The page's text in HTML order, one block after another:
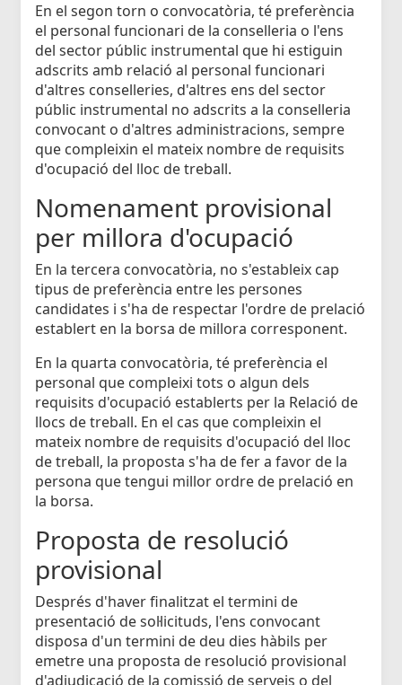
En el segon torn o convocatòria, té preferència
el personal funcionari de la conselleria o l'ens
del sector públic instrumental que hi estiguin
adscrits amb relació al personal funcionari
d'altres conselleries, d'altres ens del sector
públic instrumental no adscrits a la conselleria
convocant o d'altres administracions, sempre
que compleixin el mateix nombre de requisits
d'ocupació del lloc de treball.
Nomenament provisional
per millora d'ocupació
En la tercera convocatòria, no s'estableix cap
tipus de preferència entre les persones
candidates i s'ha de respectar l'ordre de prelació
establert en la borsa de millora corresponent.
En la quarta convocatòria, té preferència el
personal que compleixi tots o algun dels
requisits d'ocupació establerts per la Relació de
llocs de treball. En el cas que compleixin el
mateix nombre de requisits d'ocupació del lloc
de treball, la proposta s'ha de fer a favor de la
persona que tengui millor ordre de prelació en
la borsa.
Proposta de resolució
provisional
Després d'haver finalitzat el termini de
presentació de sol·licituds, l'ens convocant
disposa d'un termini de deu dies hàbils per
emetre una proposta de resolució provisional
d'adjudicació de la comissió de serveis o del